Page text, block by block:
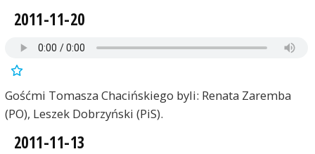
2011-11-20
Gośćmi Tomasza Chacińskiego byli: Renata Zaremba
(PO), Leszek Dobrzyński (PiS).
2011-11-13